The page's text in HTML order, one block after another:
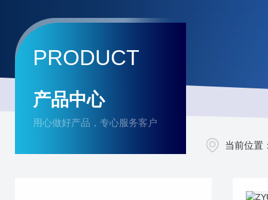
PRODUCT
产品中心
用心做好产品，专心服务客户
当前位置